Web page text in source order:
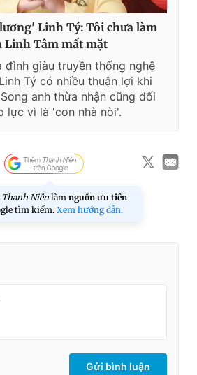
Linh Tý: Tôi chưa làm
Linh Tâm mất mặt
đình giàu truyền thống nghệ
Tý có nhiều thuận lợi khi
anh thừa nhận cũng đối
lực vì là 'con nhà nòi'.
Thanh Niên làm nguồn ưu tiên
tìm kiếm. Xem hướng dẫn.
Gửi bình luận